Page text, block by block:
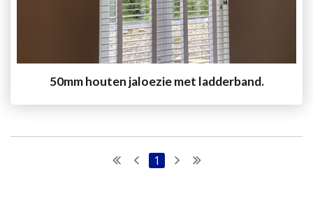
50mm houten jaloezie met ladderband.
1